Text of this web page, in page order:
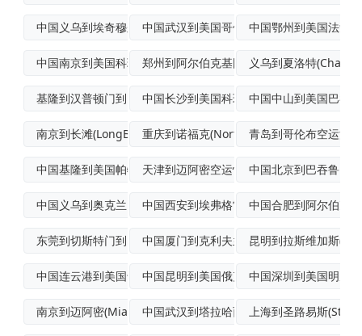
中国义乌到埃奇穆尔(Edgemoor)海中国武汉到美国哥伦布空运专线中国鄂州到美国法戈
中国南京到美国科珀斯克里斯蒂(Corpu
郑州到阿尔伯克基国际空运专线
义乌到夏洛特
基隆到汉普顿门到门海运中国长沙到美国科珀斯克里斯蒂(Corpu
中国中山到美国巴吞
南京到长滩(LongBeach)集装箱运重庆到诺福克(Norfolk)空运派送青岛到哥伦布空运派送
中国基隆到美国帕特森港到港海运
天津到迈阿密空运快递中国北京到巴吞鲁日
中国义乌到奥克兰FCL海运中国西安到埃弗格雷斯港航空货运
中国合肥到阿尔伯克
东莞到切斯特门到门海运中国厦门到克利夫兰(Cleveland)
昆明到拉斯维加斯
中国连云港到美国卡拉贝尔(Carrabe中国昆明到美国俄克拉荷马城门到门空运
中国深圳到美国明尼
南京到迈阿密(Miami)国际多式联运中国武汉到塔拉哈西(Tallahasse
上海到圣路易斯